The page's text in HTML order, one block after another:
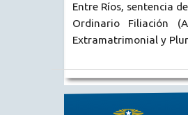
Entre Ríos, sentencia
Ordinario Filiación
Extramatrimonial y